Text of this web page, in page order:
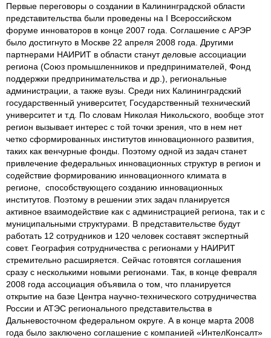
Первые переговоры о создании в Калининградской области
представительства были проведены на I Всероссийском
форуме инноваторов в конце 2007 года. Соглашение с АРЭР
было достигнуто в Москве 22 апреля 2008 года. Другими
партнерами НАИРИТ в области станут деловые ассоциации
региона (Союз промышленников и предпринимателей, Фонд
поддержки предпринимательства и др.), региональные
администрации, а также вузы. Среди них Калининградский
государственный университет, Государственный технический
университет и т.д. По словам Николая Никольского, вообще этот
регион вызывает интерес с той точки зрения, что в нем нет
четко сформированных институтов инновационного развития,
таких как венчурные фонды. Поэтому одной из задач станет
привлечение федеральных инновационных структур в регион и
содействие формированию инновационного климата в
регионе, способствующего созданию инновационных
институтов. Поэтому в решении этих задач планируется
активное взаимодействие как с администрацией региона, так и с
муниципальными структурами. В представительстве будут
работать 12 сотрудников и 120 человек составят экспертный
совет. География сотрудничества с регионами у НАИРИТ
стремительно расширяется. Сейчас готовятся соглашения
сразу с несколькими новыми регионами. Так, в конце февраля
2008 года ассоциация объявила о том, что планируется
открытие на базе Центра научно-технического сотрудничества
России и АТЭС регионального представительства в
Дальневосточном федеральном округе. А в конце марта 2008
года было заключено соглашение с компанией «ИнтелКонсалт»